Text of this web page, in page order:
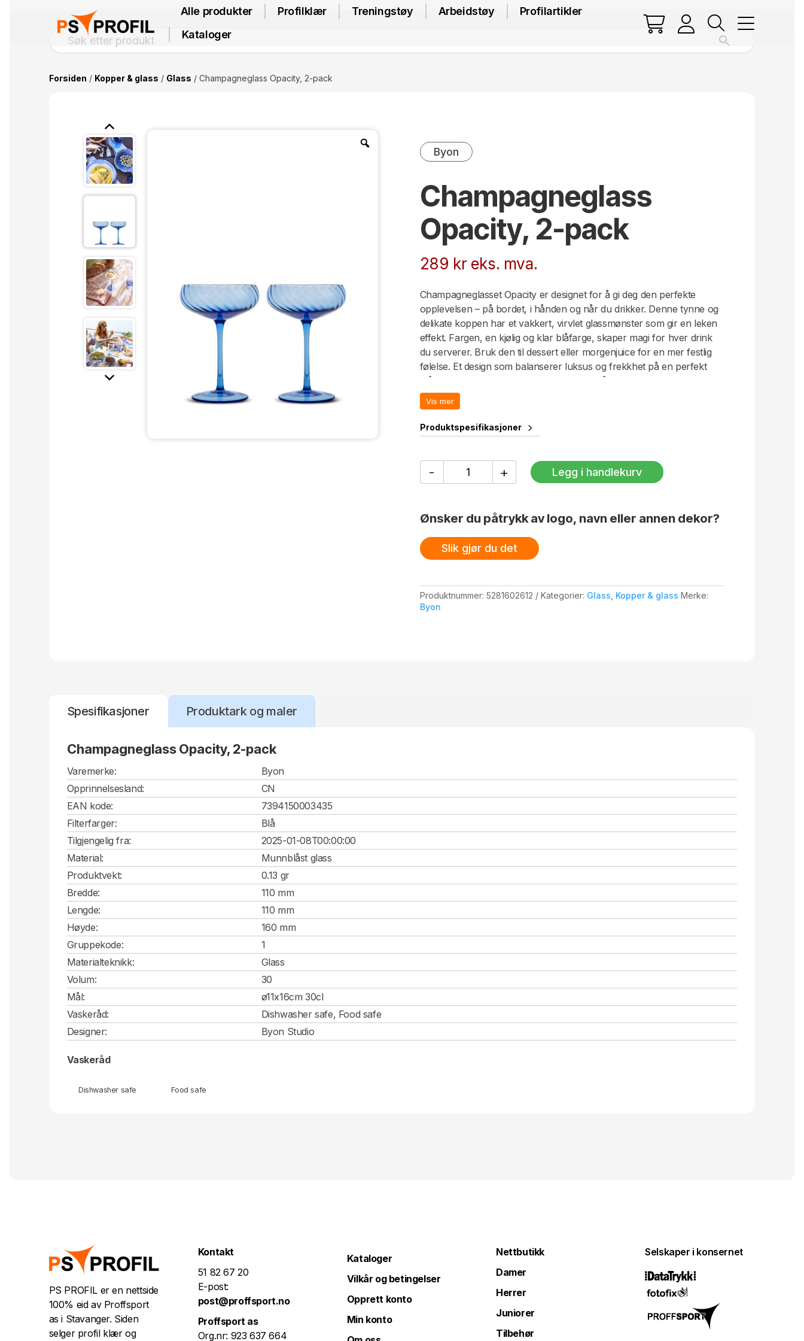
Alle produkter Profilklær Treningstøy Arbeidstøy
Profilartikler
Kataloger
Forsiden / Kopper & glass / Glass / Champagneglass Opacity, 2-pack
Byon
Champagneglass
Opacity, 2-pack
289 kr eks. mva.
Champagneglasset Opacity er designet for å gi deg den perfekte
opplevelsen – på bordet, i hånden og når du drikker. Denne tynne og
delikate koppen har et vakkert, virvlet glassmønster som gir en leken
effekt. Fargen, en kjølig og klar blåfarge, skaper magi for hver drink
du serverer. Bruk den til dessert eller morgenjuice for en mer festlig
følelse. Et design som balanserer luksus og frekkhet på en perfekt
måte. I Opacity blue-familien finner du også runde vannglass og
vinglass. Munnblåst glass. Design Byon Studio. Leveres i 2-pakning i
Byon-eske.
Vis mer
Produktspesifikasjoner
-
Opacity,
+ Legg i handlekurv
Ønsker du påtrykk av logo, navn eller annen dekor?
Slik gjør du det
Produktnummer: 5281602612 Kategorier: Glass Kopper & glass Merke:
Byon
Spesifikasjoner Produktark og maler
Champagneglass Opacity, 2-pack
Varemerke:
Byon
Opprinnelsesland:
CN
EAN kode:
7394150003435
Filterfarger:
Blå
Tilgjengelig fra:
2025-01-08T00:00:00
Material:
Munnblåst glass
Produktvekt:
0.13 gr
Bredde:
110 mm
Lengde:
110 mm
Høyde:
160 mm
Gruppekode:
1
Materialteknikk:
Glass
Volum:
30
Mål:
ø11x16cm 30cl
Vaskeråd:
Dishwasher safe, Food safe
Designer:
Byon Studio
Vaskeråd
Dishwasher safe Food safe
PS PROFIL er en nettside
100% eid av Proffsport
as i Stavanger. Siden
selger profil klær og
Kontakt
51 82 67 20
E-post:
post@proffsport.no
Proffsport as
Org.nr: 923 637 664
Kataloger
Vilkår og betingelser
Opprett konto
Min konto
Nettbutikk
Damer
Herrer
Juniorer
Tilbehør
Selskaper i konsernet